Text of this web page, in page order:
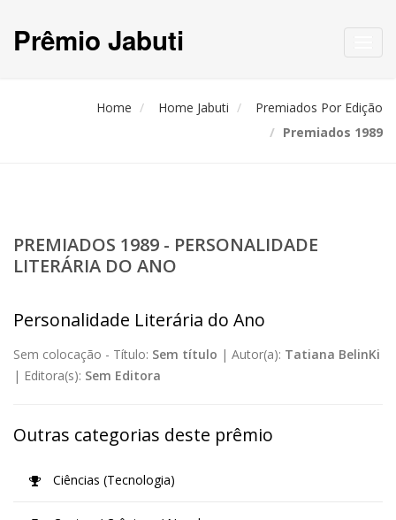
Prêmio Jabuti
Home Home Jabuti
Premiados Por Edição
Premiados 1989
PREMIADOS 1989 - PERSONALIDADE
LITERÁRIA DO ANO
Personalidade Literária do Ano
Sem colocação - Título: Sem título | Autor(a): Tatiana BelinKi
| Editora(s): Sem Editora
Outras categorias deste prêmio
Ciências (Tecnologia)